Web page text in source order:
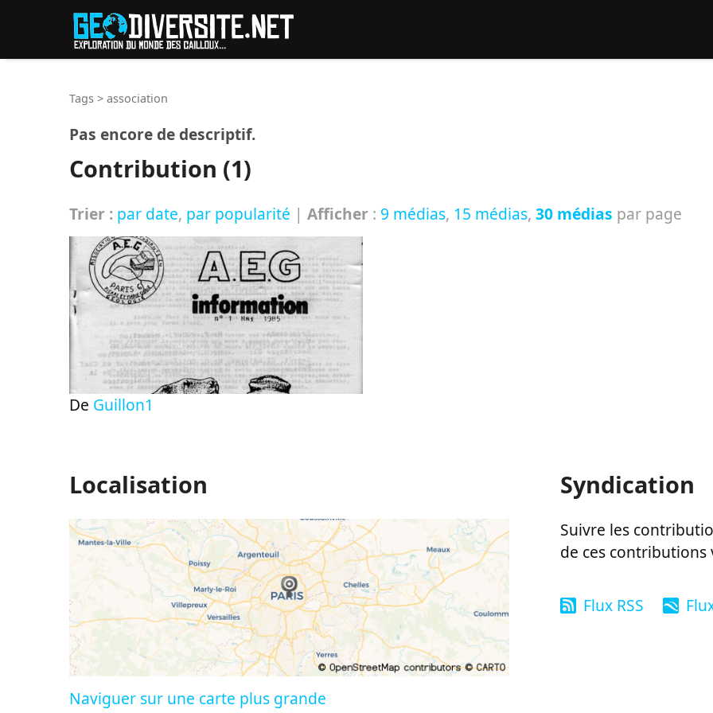
Tags > association
Pas encore de descriptif.
Contribution (1)
Trier : par date, par popularité | Afficher : 9 médias, 15 médias, 30 médias par page
De Guillon1
Localisation
Naviguer sur une carte plus grande
Syndication
Suivre les
de ces
Flux RSS